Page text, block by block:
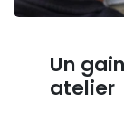
Un
atelier